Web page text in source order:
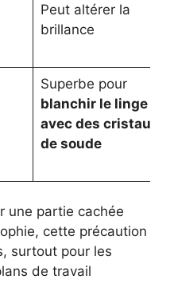
Peut altérer la
brillance
Superbe pour
blanchir le linge
avec des cristaux
de soude
une partie cachée
cette précaution
surtout pour les
de travail